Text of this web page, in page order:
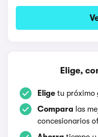
Elige,
Elige tu próximo
Compara las
concesionarios